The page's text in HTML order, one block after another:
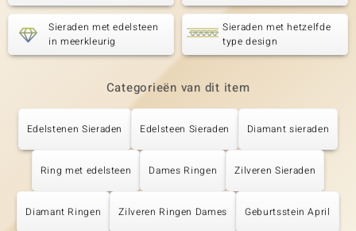
Sieraden met edelsteen
in meerkleurig
Sieraden met hetzelfde
type design
Categorieën van dit item
Edelstenen Sieraden Edelsteen Sieraden Diamant sieraden
Ring met edelsteen Dames Ringen Zilveren Sieraden
Diamant Ringen Zilveren Ringen Dames Geburtsstein April